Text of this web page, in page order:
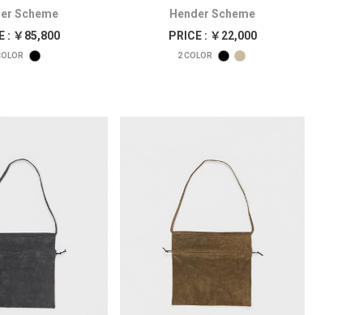
Scheme
: ￥85,800
Hender Scheme
PRICE : ￥22,000
2COLOR